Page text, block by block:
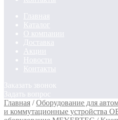
Главная
Каталог
О компании
Доставка
Акции
Новости
Контакты
Заказать звонок
Задать вопрос
Главная /Оборудование для
и коммутационные устройства